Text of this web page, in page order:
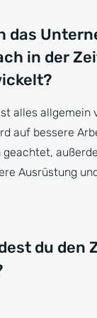
das
in der
alles allgemein
auf bessere
Ausrüstung
du den